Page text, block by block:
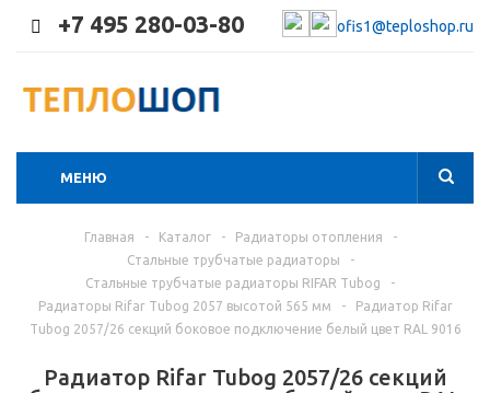
+7 495 280-03-80 ofis1@teploshop.ru
МЕНЮ
Главная - Каталог - Радиаторы отопления
-
Стальные трубчатые радиаторы
-
Стальные трубчатые радиаторы RIFAR Tubog
-
Радиаторы Rifar Tubog 2057 высотой 565 мм
-
Радиатор Rifar
Tubog 2057/26 секций боковое подключение белый цвет RAL 9016
Радиатор Rifar Tubog 2057/26 секций